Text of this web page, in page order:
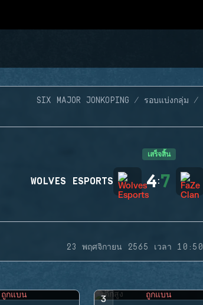
SIX MAJOR JONKOPING รอบแบ่งกลุ่ม
เสร็จสิ้น
WOLVES ESPORTS 4:7
23 พฤศจิกายน 2565 เวลา 10:50
ถูกแบน 3 ถูกแบน